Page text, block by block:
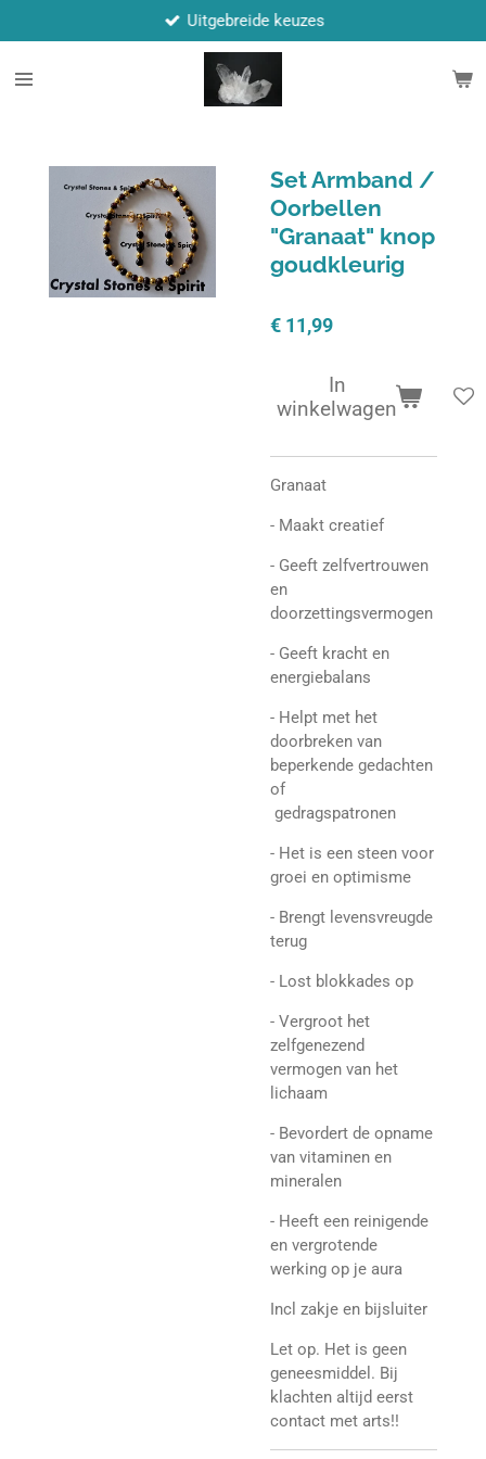
direct
naar
Uitgebreide keuzes
Set Armband /
Oorbellen
"Granaat" knop
goudkleurig
€ 11,99
In
winkelwagen
Granaat
- Maakt creatief
- Geeft zelfvertrouwen
en
doorzettingsvermogen
- Geeft kracht en
energiebalans
- Helpt met het
doorbreken van
beperkende gedachten
of
gedragspatronen
- Het is een steen voor
groei en optimisme
- Brengt levensvreugde
terug
- Lost blokkades op
- Vergroot het
zelfgenezend
vermogen van het
lichaam
- Bevordert de opname
van vitaminen en
mineralen
- Heeft een reinigende
en vergrotende
werking op je aura
Incl zakje en bijsluiter
Let op. Het is geen
geneesmiddel. Bij
klachten altijd eerst
contact met arts!!